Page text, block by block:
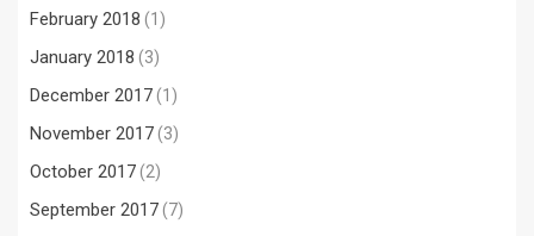
February 2018 (1)
January 2018 (3)
December 2017(1)
November 2017(3)
October 2017(2)
September 2017(7)